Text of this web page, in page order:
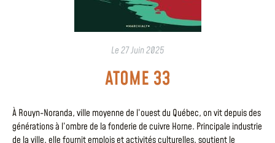
Le27 Juin 2025
ATOME 33
À Rouyn-Noranda, ville moyenne de l’ouest du Québec, on vit depuis des
générations à l’ombre de la fonderie de cuivre Horne. Principale industrie
de la ville, elle fournit emplois et activités culturelles, soutient le